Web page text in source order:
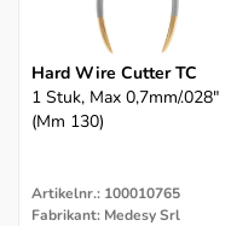
Hard Wire Cutter TC
1 Stuk, Max 0,7mm/.028"
(mm 130)
Artikelnr.: 100010765
Fabrikant: Medesy Srl